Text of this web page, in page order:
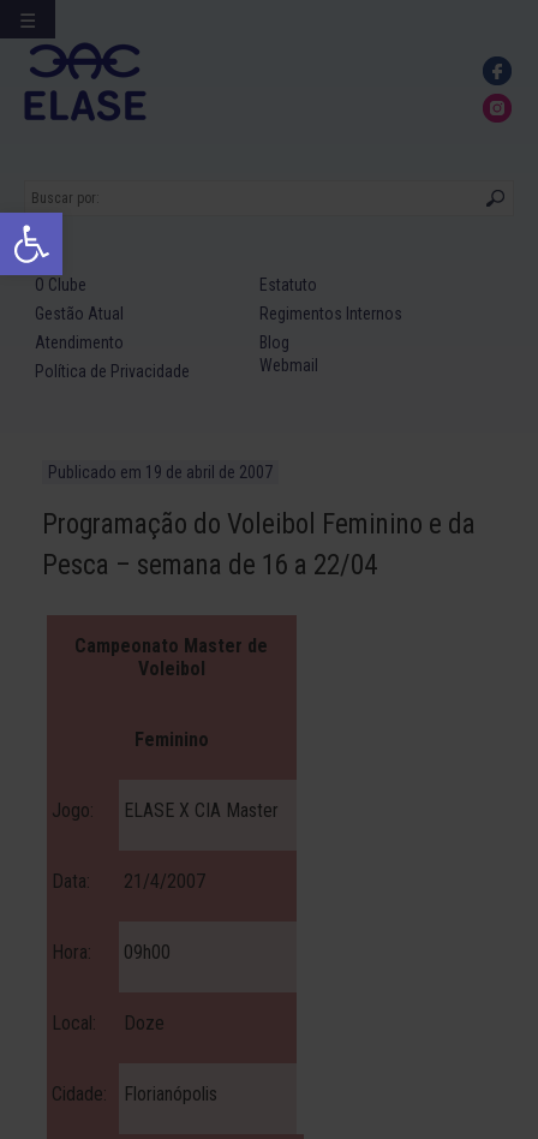
Abrir a barra de ferramentas
Ir
para
conteúdo
O Clube
Estatuto
Gestão Atual
Regimentos Internos
Atendimento
Blog
Política de Privacidade
Webmail
Publicado em 19 de abril de 2007
Programação do Voleibol Feminino e da
Pesca – semana de 16 a 22/04
Campeonato Master de
Voleibol
Feminino
Jogo: ELASE X CIA Master
Data: 21/4/2007
Hora: 09h00
Local: Doze
Cidade: Florianópolis
☰